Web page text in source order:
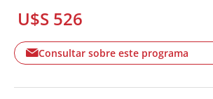
U$S 526
Consultar sobre este programa